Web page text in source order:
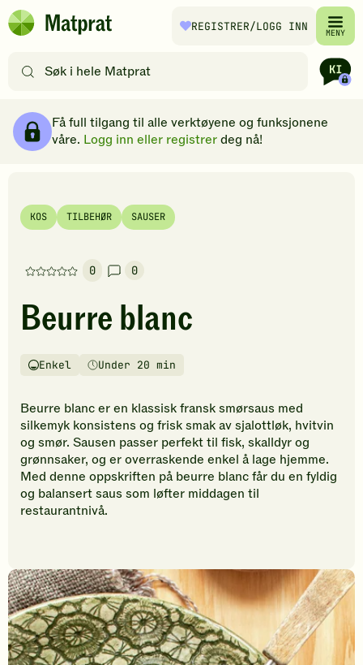
Hopp til hovedinnhold
Matprat
REGISTRER/LOGG INN MENY
etter
filtre
Få full tilgang til alle verktøyene og funksjonene
våre. Logg inn eller registrerdeg nå!
KOS TILBEHØR SAUSER
0
Denne
har
foreløpig
vurderinger.
den
første
til
å
vurdere
denne
oppskriften.
0
Beurre blanc
Vanskelighetsgrad
Enkel
TilberedningstidUnder 20 min
Beurre blanc er en klassisk fransk smørsaus med
silkemyk konsistens og frisk smak av sjalottløk, hvitvin
og smør. Sausen passer perfekt til fisk, skalldyr og
grønnsaker, og er overraskende enkel å lage hjemme.
Med denne oppskriften på beurre blanc får du en fyldig
og balansert saus som løfter middagen til
restaurantnivå.